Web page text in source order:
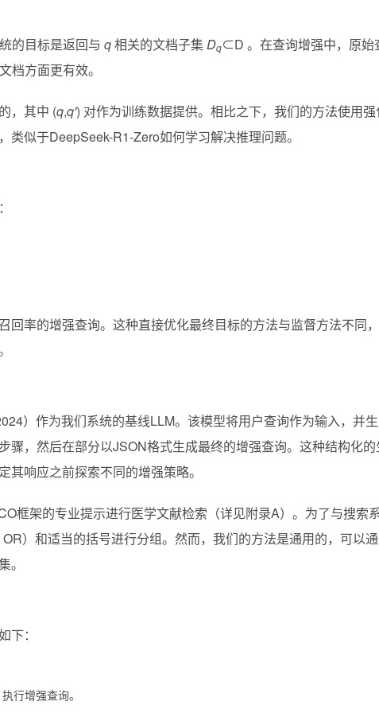
的目标是返回与 q相关的文档子集Dq⊂D 。在查询增强中，原始
档方面更有效。
，其中 (q,q') 对作为训练数据提供。相比之下，我们的方法使用
似于DeepSeek-R1-Zero如何学习解决推理问题。
回率的增强查询。这种直接优化最终目标的方法与监督方法不同
）作为我们系统的基线LLM。该模型将用户查询作为输入，并
骤，然后在部分以JSON格式生成最终的增强查询。这种结构化的
响应之前探索不同的增强策略。
框架的专业提示进行医学文献检索（详见附录A）。为了与搜索
）和适当的括号进行分组。然而，我们的方法是通用的，可以
。
：
行增强查询。